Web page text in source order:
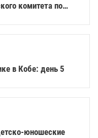
комитета по
в Кобе: день 5
юношеские